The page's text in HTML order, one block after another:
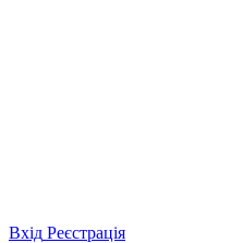
Вхід Реєстрація